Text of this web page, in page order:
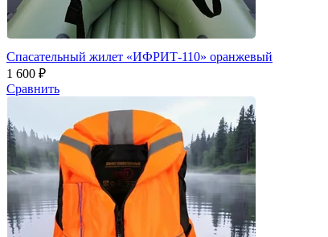
Спасательный жилет «ИФРИТ-110» оранжевый
1 600 ₽
Сравнить